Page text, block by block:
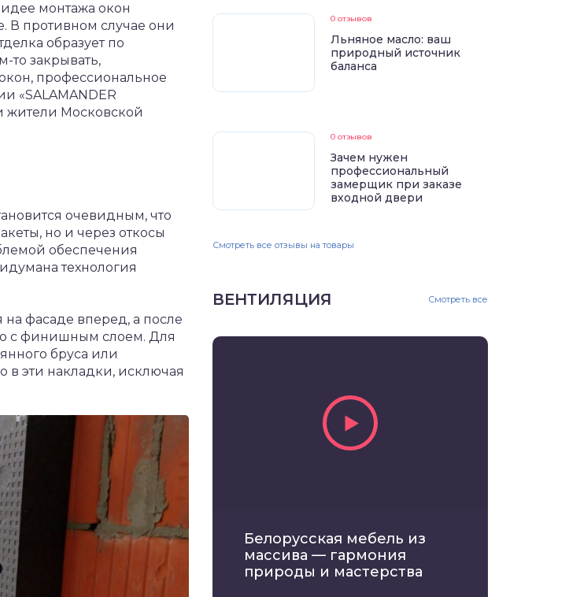
монтажа окон
В противном случае они
образует по
то закрывать,
профессиональное
«SALAMANDER
жители Московской
очевидным, что
но и через откосы
обеспечения
технология
фасаде вперед, а после
с финишным слоем. Для
бруса или
в эти накладки, исключая
0 отзывов
Льняное масло: ваш
природный источник
баланса
0 отзывов
Зачем нужен
профессиональный
замерщик при заказе
входной двери
Смотреть все отзывы на товары
ВЕНТИЛЯЦИЯ Смотреть все
Белорусская мебель из
массива — гармония
природы и мастерства